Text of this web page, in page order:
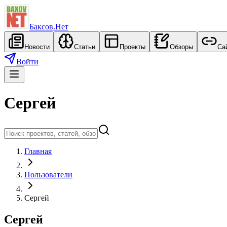
Баксов.Нет
Новости Статьи Проекты Обзоры
Войти
Сергей
Главная
Пользователи
Сергей
Сергей